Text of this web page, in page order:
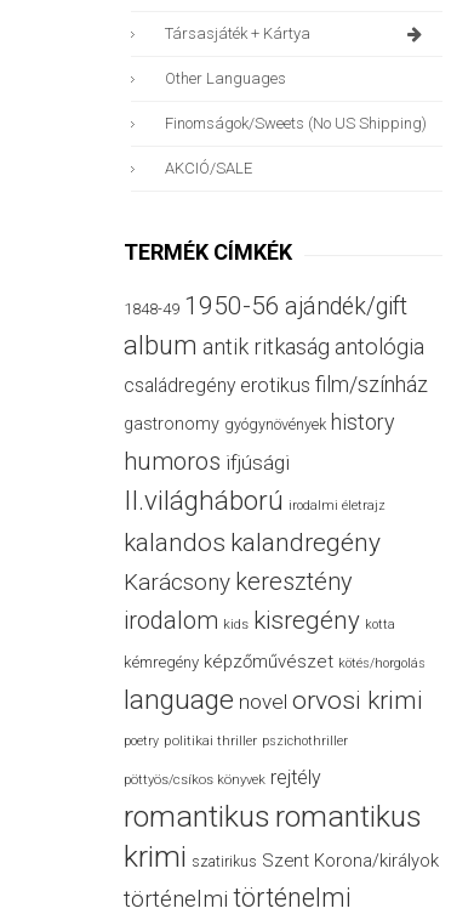
Társasjáték + Kártya
Other Languages
Finomságok/sweets (no US Shipping)
AKCIÓ/SALE
TERMÉK CÍMKÉK
1848-49 1950-56 ajándék/gift
album antik ritkaság antológia
családregény erotikus film/színház
gastronomy gyógynövények history
humoros ifjúsági
II.világháború irodalmi életrajz
kalandos kalandregény
Karácsony keresztény
irodalom kids kisregény kotta
kémregény képzőművészet kötés/horgolás
language novel orvosi krimi
poetry politikai thriller pszichothriller
pöttyös/csíkos könyvek rejtély
romantikus romantikus
krimi szatirikus Szent Korona/királyok
történelmi történelmi